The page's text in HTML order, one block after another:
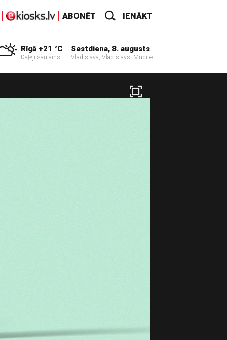
ABONĒT IENĀKT
Rīgā +21 °C
Daļēji saulains
Sestdiena, 8. augusts
Vladislava, Vladislavs, Mudīte